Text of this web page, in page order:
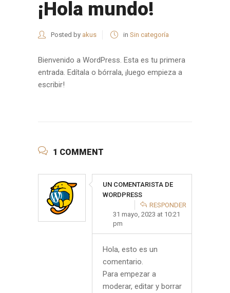
¡Hola mundo!
Posted by akus in Sin categoría
Bienvenido a WordPress. Esta es tu primera
entrada. Edítala o bórrala, ¡luego empieza a
escribir!
1 COMMENT
UN COMENTARISTA DE
WORDPRESS
RESPONDER
31 mayo, 2023 at 10:21
pm
Hola, esto es un
comentario.
Para empezar a
moderar, editar y borrar